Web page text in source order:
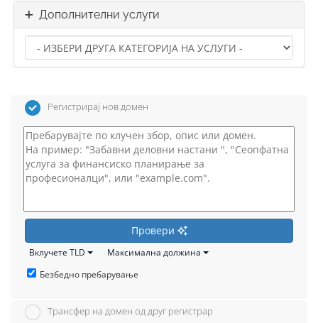
Дополнителни услуги
Регистрирај нов домен
Провери
Вклучете TLD
Максимална должина
Безбедно пребарување
Трансфер на домен од друг регистрар